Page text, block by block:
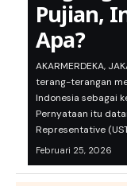
Pujian,
Apa?
AKARMERDEKA,
terang-terangan
Indonesia sebagai
Pernyataan itu
Representative
Februari 25, 2026